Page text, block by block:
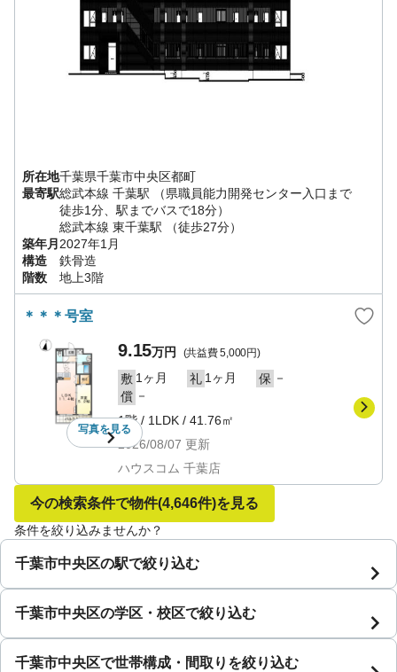
所在地千葉県千葉市中央区都町
最寄駅総武本線 千葉駅
（県職員能力開発センター入口まで
徒歩1分、駅までバスで18分）
総武本線 東千葉駅
（徒歩27分）
築年月 2027年1月
構造
鉄骨造
階数
地上3階
＊＊＊号室
写真を見る
9.15万円 (共益費5,000円)
敷 1ヶ月 礼 1ヶ月 保 －
償 －
1階/ 1LDK / 41.76㎡
2026/08/07 更新
ハウスコム 千葉店
今の検索条件で物件(4,646件)を見る
条件を絞り込みませんか？
千葉市中央区の駅で絞り込む
千葉市中央区の学区・校区で絞り込む
千葉市中央区で世帯構成・間取りを絞り込む